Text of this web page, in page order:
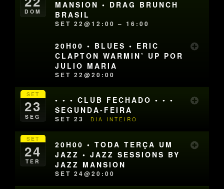
DOM
MANSION • DRAG BRUNCH
BRASIL
SET 22@12:00 – 16:00
20H00 • BLUES • ERIC
CLAPTON WARMIN’ UP POR
JULIO MARIA
SET 22@20:00
SET
23
SEG
• • • CLUB FECHADO • • •
SEGUNDA-FEIRA
SET 23 DIA INTEIRO
SET
24
TER
20H00 • TODA TERÇA UM
JAZZ • JAZZ SESSIONS BY
JAZZ MANSION
SET 24@20:00